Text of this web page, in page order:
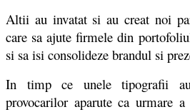
Altii au invatat si au creat noi
care sa ajute firmele din
si sa isi consolideze brandul si
In timp ce unele tipografii
provocarilor aparute ca urmare